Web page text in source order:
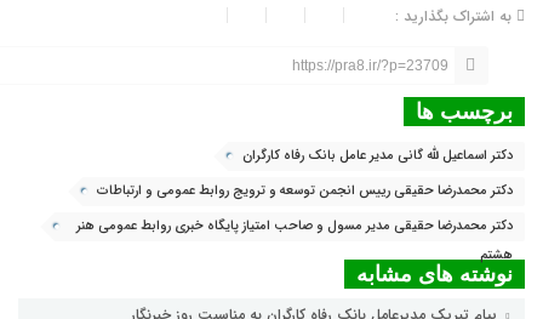
به اشتراک بگذارید :
https://pra8.ir/?p=23709
برچسب ها
دکتر اسماعیل لله گانی مدیر عامل بانک رفاه کارگران
دکتر محمدرضا حقیقی رییس انجمن توسعه و ترویج روابط عمومی و ارتباطات
دکتر محمدرضا حقیقی مدیر مسول و صاحب امتیاز پایگاه خبری روابط عمومی هنر
هشتم
نوشته های مشابه